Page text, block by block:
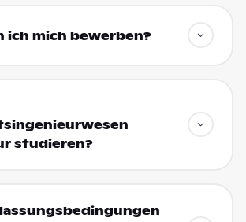
ich mich bewerben?
studieren?